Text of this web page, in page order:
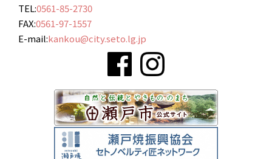
TEL:0561-85-2730
FAX:0561-97-1557
E-mail:kankou@city.seto.lg.jp